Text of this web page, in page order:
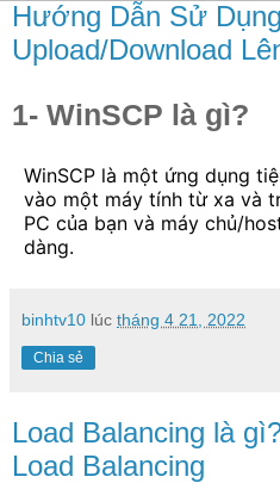
Hướng Dẫn Sử
Upload/Download
1- WinSCP là gì?
WinSCP là một ứng dụng
vào một máy tính từ xa và
PC của bạn và máy chủ/
dàng.
binhtv10 lúc tháng 4 21, 2022
Chia sẻ
Load Balancing là
Load Balancing